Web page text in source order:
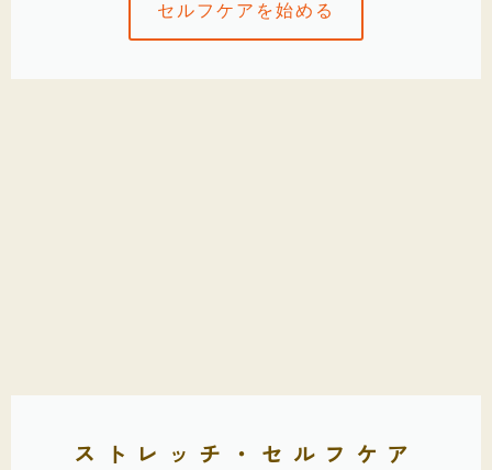
セルフケアを始める
ストレッチ・セルフケア